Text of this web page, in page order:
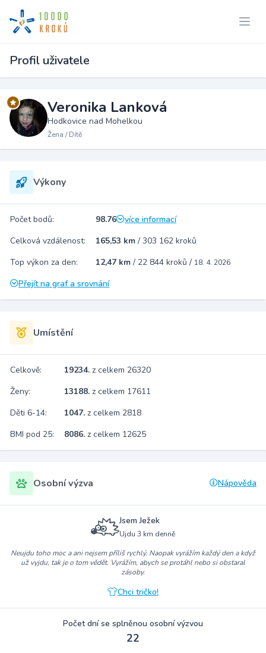
Profil uživatele
Veronika Lanková
Hodkovice nad Mohelkou
Žena / Dítě
Výkony
Počet bodů: 98.76
více informací
Celková vzdálenost:
165,53 km / 303 162 kroků
Top výkon za den:
12,47 km / 22 844 kroků / 18. 4. 2026
Přejít na graf a srovnání
Umístění
Celkově: 19234. z celkem 26320
Ženy:
13188. z celkem 17611
Děti 6-14:
1047. z celkem 2818
BMI pod 25:
8086. z celkem 12625
Osobní výzva Nápověda
Jsem Ježek
Ujdu 3 km denně
Neujdu toho moc a ani nejsem příliš rychlý. Naopak vyrážím každý den a když
už vyjdu, tak je o tom vědět. Vyrážím, abych se protáhl nebo si obstaral
zásoby.
Chci tričko!
Počet dní se splněnou osobní výzvou
22